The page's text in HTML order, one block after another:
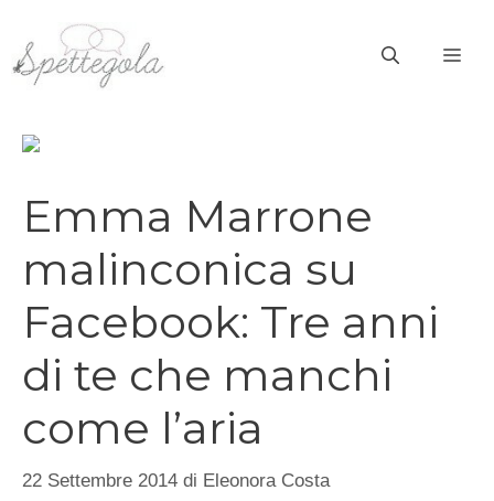
contenuto
Emma Marrone
malinconica su
Facebook: Tre anni
di te che manchi
come l’aria
22 Settembre 2014 di Eleonora Costa